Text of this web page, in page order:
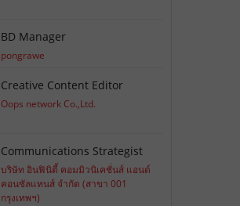
ฺBD Manager
pongrawe
Creative Content Editor
Oops network Co.,Ltd.
Communications Strategist
บริษัท อินฟินิตี้ คอมมิวนิเคชั่นส์ แอนด์
คอนซัลแทนส์ จำกัด (สาขา 001
กรุงเทพฯ)